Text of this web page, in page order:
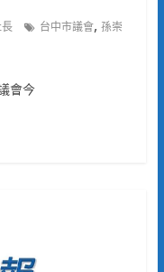
台中市議會, 孫崇
會今